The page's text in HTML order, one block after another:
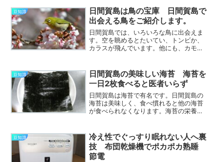
豆知識
日間賀島は鳥の宝庫 日間賀島で
出会える鳥をご紹介します。
日間賀島では、いろいろな鳥に出会えま
す。空を眺めるとたいてい、トンビか、
カラスが飛んでいます。他にも、カモ
鳥は、たくさんいます。順番にご紹介し
ます。 まずは、いつでも飛...
豆知識
日間賀島の美味しい海苔 海苔を
一日2枚食べると医者いらず
日間賀島は海苔で有名です。日間賀島の
海苔は美味しく、食べ慣れると他の海苔
が食べられなくなります。海苔の栄養と
す。海苔が大好きになると思いますよ。
日間賀島、海苔の養殖日間賀...
豆知識
冷え性でぐっすり眠れない人へ裏
技 布団乾燥機でポカポカ熟睡
節電